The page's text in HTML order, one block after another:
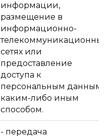
информации,
размещение в
информационно-
телекоммуникационных
сетях или
предоставление
доступа к
персональным данным
каким-либо иным
способом.
- передача